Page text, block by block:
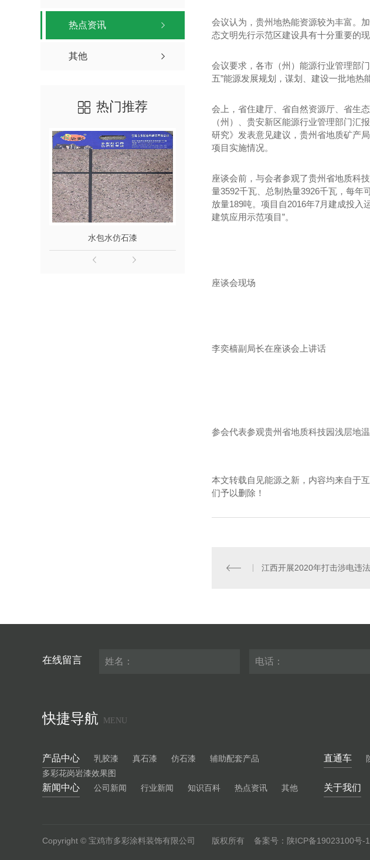
热点资讯
其他
热门推荐
水包水仿石漆
会议认为，贵州地热能资源较为丰富。
态文明先行示范区建设具有十分重要的
会议要求，各市（州）能源行业管理部
五”能源发展规划，谋划、建设一批地热
会上，省住建厅、省自然资源厅、省生
（州）、贵安新区能源行业管理部门汇
研究》发表意见建议，贵州省地质矿产局
项目实施情况。
座谈会前，与会者参观了贵州省地质科
量3592千瓦、总制热量3926千瓦，每年
放量189吨。项目自2016年7月建成投入
建筑应用示范项目”。
座谈会现场
李奕樯副局长在座谈会上讲话
参会代表参观贵州省地质科技园浅层地
本文转载自见能源之新，内容均来自于
们予以删除！
江西开展2020年打击涉电违
在线留言
快捷导航 MENU
产品中心 乳胶漆 真石漆 仿石漆
辅助配套产品
多彩花岗岩漆效果图
直通车
新闻中心 公司新闻 行业新闻 知识百科 热点资讯 其他 关于我们
Copyright © 宝鸡市多彩涂料装饰有限公司 版权所有 备案号： 陕ICP备19023100号-1